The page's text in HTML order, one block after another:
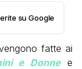
su Google
fatte ai
e Donnee